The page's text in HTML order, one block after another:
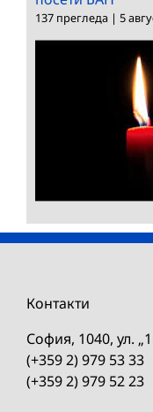
137 прегледа | 5
Контакти
София, 1040, ул.
(+359 2) 979 53 33
(+359 2) 979 52 23